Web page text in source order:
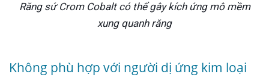
Răng sứ Crom Cobalt có thể gây kích ứng mô mềm
xung quanh răng
Không phù hợp với người dị ứng kim loại